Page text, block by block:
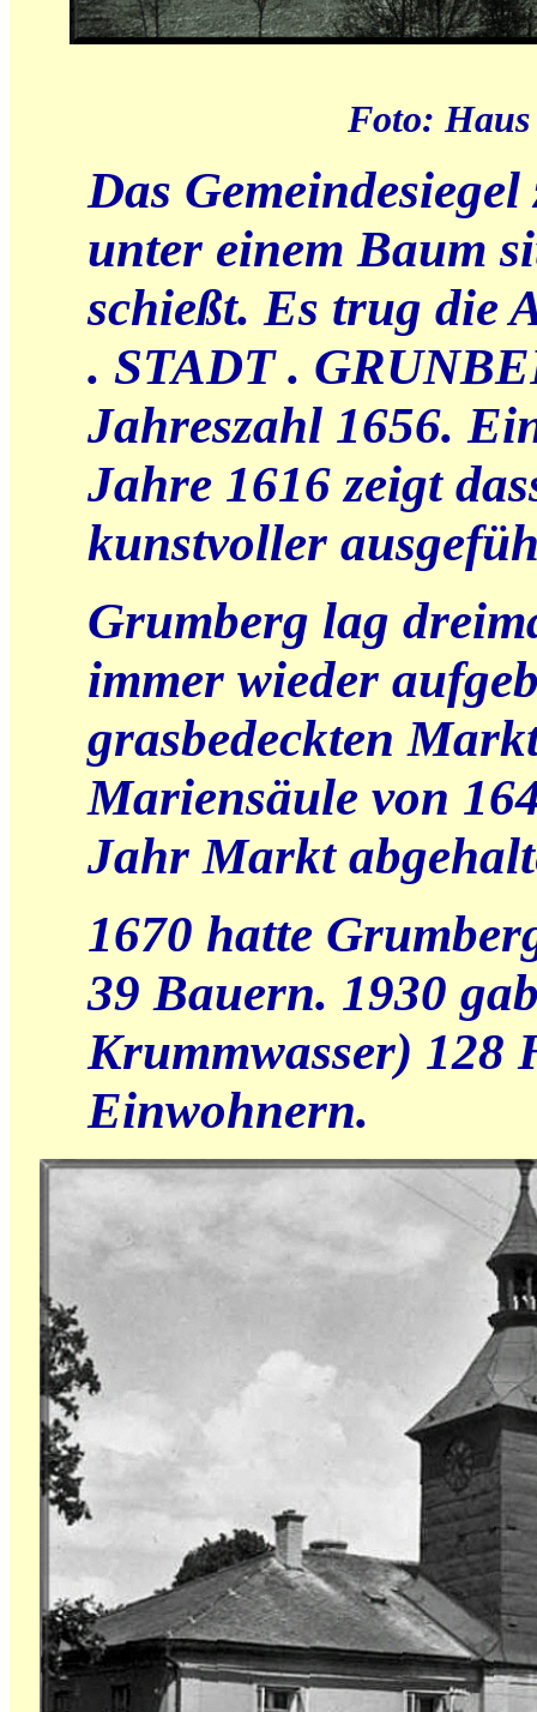
Foto:
Das
unter einem Baum
schießt. Es trug die
. STADT .
Jahreszahl 1656.
Jahre 1616 zeigt
kunstvoller
Grumberg lag
immer wieder
grasbedeckten
Mariensäule von
Jahr Markt
1670 hatte
39 Bauern. 1930
Krummwasser) 128
Einwohnern.